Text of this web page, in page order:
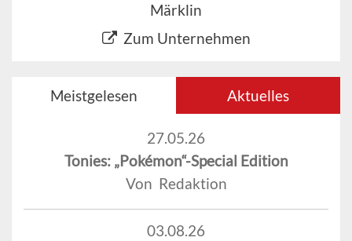
Märklin
Zum Unternehmen
Meistgelesen Aktuelles
27.05.26
Tonies: „Pokémon“-Special Edition
Von Redaktion
03.08.26